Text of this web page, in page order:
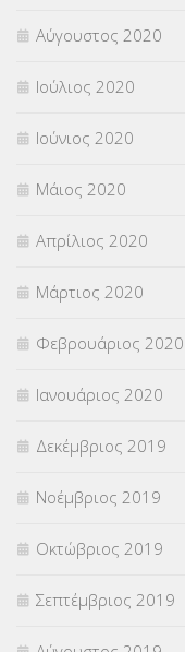
Αύγουστος 2020
Ιούλιος 2020
Ιούνιος 2020
Μάιος 2020
Απρίλιος 2020
Μάρτιος 2020
Φεβρουάριος 2020
Ιανουάριος 2020
Δεκέμβριος 2019
Νοέμβριος 2019
Οκτώβριος 2019
Σεπτέμβριος 2019